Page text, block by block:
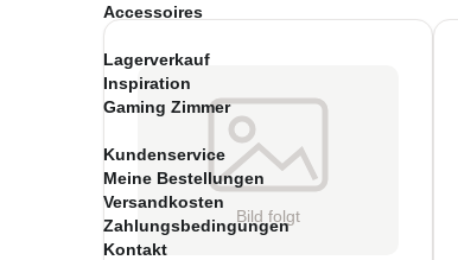
Accessoires
Lagerverkauf
Inspiration
Gaming Zimmer
Kundenservice
Meine Bestellungen
Versandkosten
Zahlungsbedingungen
Kontakt